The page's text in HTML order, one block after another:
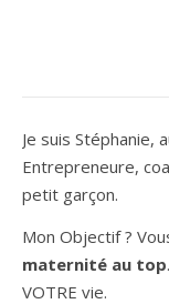
Je suis Stéphanie,
Entrepreneure,
petit garçon.
Mon Objectif ?
maternité au top
VOTRE vie.